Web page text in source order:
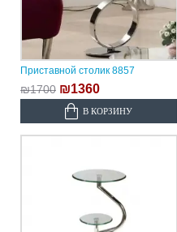
Приставной столик 8857
₪1700 ₪1360
В КОРЗИНУ